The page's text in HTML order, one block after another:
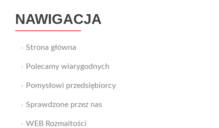
NAWIGACJA
Strona główna
Polecamy wiarygodnych
Pomysłowi przedsiębiorcy
Sprawdzone przez nas
WEB Rozmaitości